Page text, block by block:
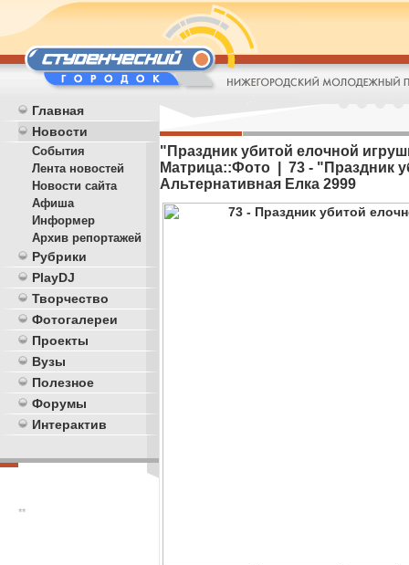
Главная
Новости
События
Лента новостей
Новости сайта
Афиша
Информер
Архив репортажей
Рубрики
PlayDJ
Творчество
Фотогалереи
Проекты
Вузы
Полезное
Форумы
Интерактив
**
"Праздник убитой елочной
Матрица::Фото | 73 - "Праздник
Альтернативная Елка 2999